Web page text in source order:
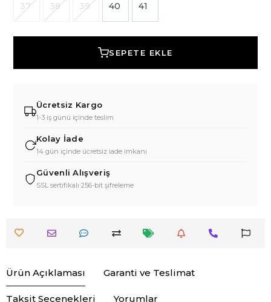
37 38 39 40 41
SEPETE EKLE
Ücretsiz Kargo
1-3 iş günü içinde teslim
Kolay İade
14 gün içinde ücretsiz iade imkanı
Güvenli Alışveriş
SSL sertifikalı 256-bit şifreleme
Ürün Açıklaması Garanti ve Teslimat
Taksit Seçenekleri Yorumlar